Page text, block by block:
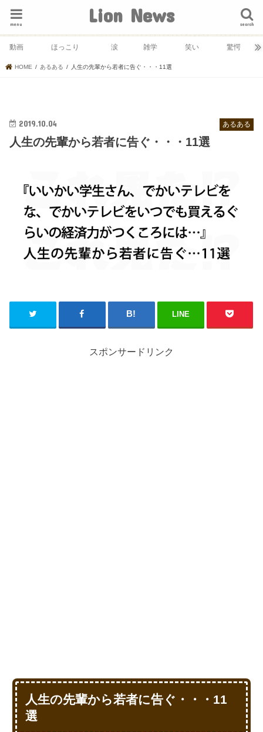
Lion News search
menu
動画 ほっこり 涙 雑学 笑い 驚愕
HOME あるある 人生の先輩から若者に告ぐ・・・11選
あるある
2019.10.04
人生の先輩から若者に告ぐ・・・11選
LINE
スポンサードリンク
人生の先輩から若者に告ぐ・・・11
選